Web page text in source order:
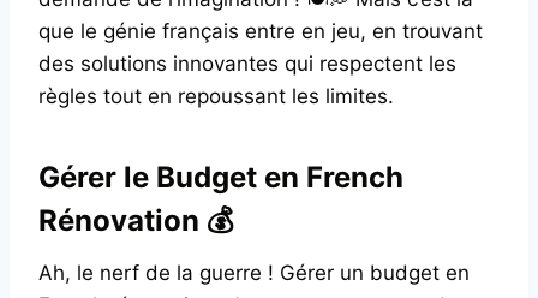
que le génie français entre en jeu, en trouvant
des solutions innovantes qui respectent les
règles tout en repoussant les limites.
Gérer le Budget en French
Rénovation 💰
Ah, le nerf de la guerre ! Gérer un budget en